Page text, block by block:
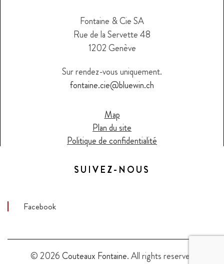
Fontaine & Cie SA
Rue de la Servette 48
1202 Genève
Sur rendez-vous uniquement.
fontaine.cie@bluewin.ch
Map
Plan du site
Politique de confidentialité
SUIVEZ-NOUS
Facebook
© 2026Couteaux Fontaine. All rights reserved